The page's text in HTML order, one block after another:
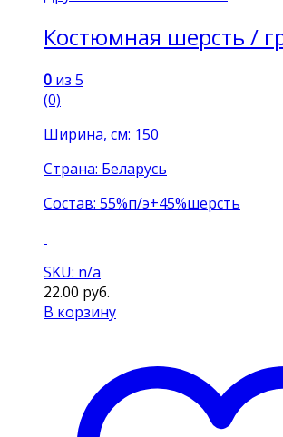
Костюмная шерсть /
0 из 5
(0)
Ширина, см: 150
Страна: Беларусь
Состав: 55%п/э+45%шерсть
SKU: n/a
22.00 руб.
В корзину